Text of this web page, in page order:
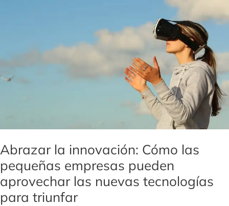
Abrazar la innovación: Cómo las
pequeñas empresas pueden
aprovechar las nuevas tecnologías
para triunfar
empresas
pueden
tecnologías
para
triunfar